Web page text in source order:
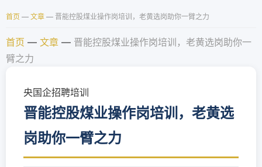
首页 — 文章 — 晋能控股煤业操作岗培训，老黄选岗助你一臂之力
首页 — 文章 — 晋能控股煤业操作岗培训，老黄选岗助你一
臂之力
央国企招聘培训
晋能控股煤业操作岗培训，老黄选
岗助你一臂之力